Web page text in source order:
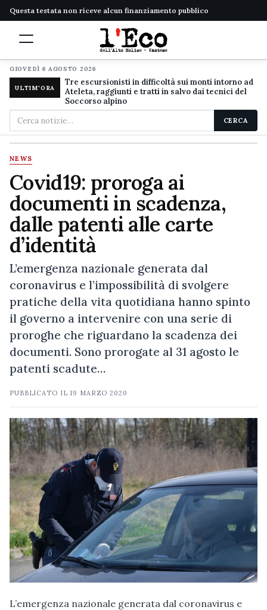
Questa testata non riceve alcun finanziamento pubblico
GIOVEDÌ 6 AGOSTO 2026
ULTIM'ORA
Tre escursionisti in difficoltà sui monti intorno ad
Ateleta, raggiunti e tratti in salvo dai tecnici del
Soccorso alpino
Cerca
nel
sito
CERCA
NEWS
Covid19: proroga ai
documenti in scadenza,
dalle patenti alle carte
d’identità
L’emergenza nazionale generata dal
coronavirus e l’impossibilità di svolgere
pratiche della vita quotidiana hanno spinto
il governo a intervenire con una serie di
proroghe che riguardano la scadenza dei
documenti. Sono prorogate al 31 agosto le
patenti scadute…
PUBBLICATO IL19 MARZO 2020
L’emergenza nazionale generata dal coronavirus e